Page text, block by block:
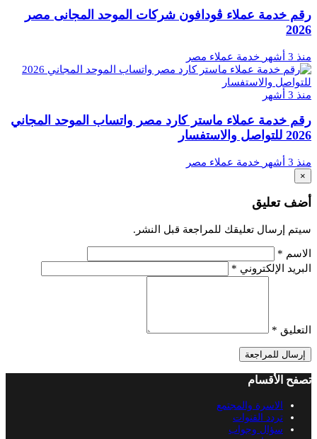
رقم خدمة عملاء ڤودافون شركات الموحد المجانى مصر
2026
منذ 3 أشهر خدمة عملاء مصر
منذ 3 أشهر
رقم خدمة عملاء ماستر كارد مصر واتساب الموحد المجاني
2026 للتواصل والاستفسار
منذ 3 أشهر خدمة عملاء مصر
×
أضف تعليق
سيتم إرسال تعليقك للمراجعة قبل النشر.
الاسم *
البريد الإلكتروني *
التعليق *
إرسال للمراجعة
تصفح الأقسام
الاسرة والمجتمع
تردد القنوات
سؤال وجواب